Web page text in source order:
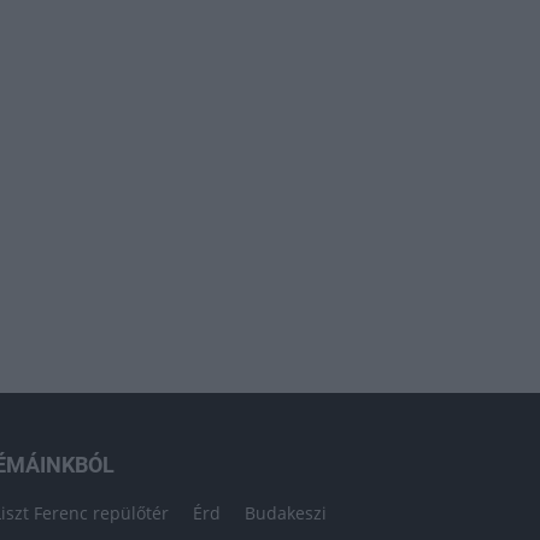
Ferenc repülőtér Érd Budakeszi